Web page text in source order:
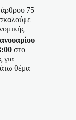
άρθρου 75
στο
για
θέμα